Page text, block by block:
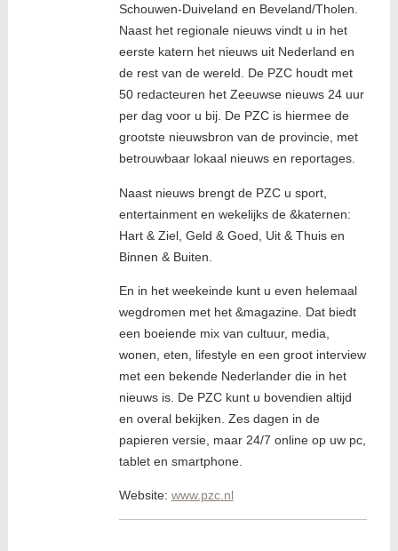
Schouwen-Duiveland en Beveland/Tholen.
Naast het regionale nieuws vindt u in het
eerste katern het nieuws uit Nederland en
de rest van de wereld. De PZC houdt met
50 redacteuren het Zeeuwse nieuws 24 uur
per dag voor u bij. De PZC is hiermee de
grootste nieuwsbron van de provincie, met
betrouwbaar lokaal nieuws en reportages.
Naast nieuws brengt de PZC u sport,
entertainment en wekelijks de &katernen:
Hart & Ziel, Geld & Goed, Uit & Thuis en
Binnen & Buiten.
En in het weekeinde kunt u even helemaal
wegdromen met het &magazine. Dat biedt
een boeiende mix van cultuur, media,
wonen, eten, lifestyle en een groot interview
met een bekende Nederlander die in het
nieuws is. De PZC kunt u bovendien altijd
en overal bekijken. Zes dagen in de
papieren versie, maar 24/7 online op uw pc,
tablet en smartphone.
Website: www.pzc.nl